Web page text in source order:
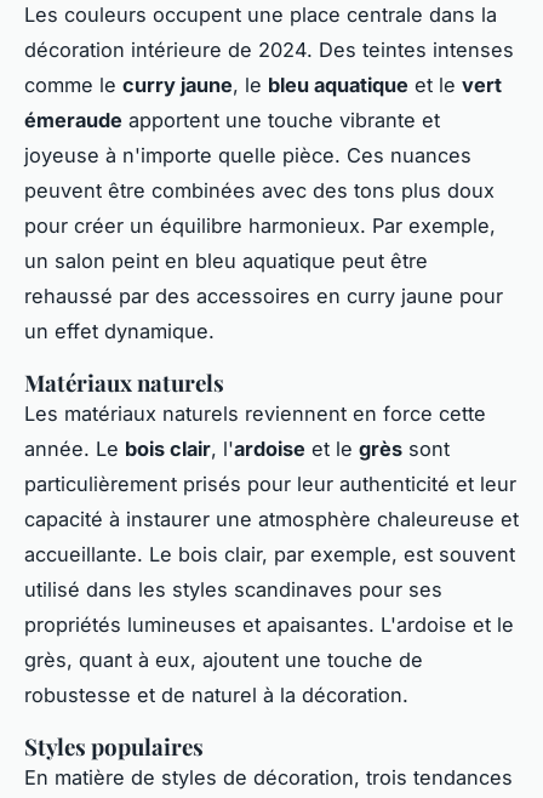
Les couleurs occupent une place centrale dans la
décoration intérieure de 2024. Des teintes intenses
comme le curry jaune, le bleu aquatique et le vert
émeraude apportent une touche vibrante et
joyeuse à n'importe quelle pièce. Ces nuances
peuvent être combinées avec des tons plus doux
pour créer un équilibre harmonieux. Par exemple,
un salon peint en bleu aquatique peut être
rehaussé par des accessoires en curry jaune pour
un effet dynamique.
Matériaux naturels
Les matériaux naturels reviennent en force cette
année. Le bois clair, l'ardoise et le grès sont
particulièrement prisés pour leur authenticité et leur
capacité à instaurer une atmosphère chaleureuse et
accueillante. Le bois clair, par exemple, est souvent
utilisé dans les styles scandinaves pour ses
propriétés lumineuses et apaisantes. L'ardoise et le
grès, quant à eux, ajoutent une touche de
robustesse et de naturel à la décoration.
Styles populaires
En matière de styles de décoration, trois tendances